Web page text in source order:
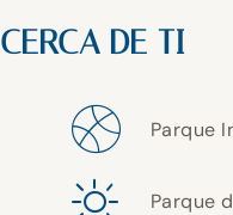
CERCA DE TI
Parque
Parque